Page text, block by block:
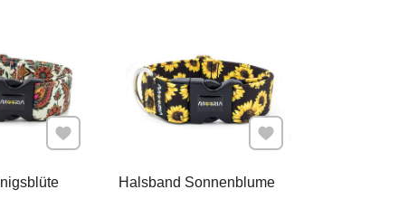
Zu Favoriten hinzufügen
Halsband Sonnenblume
Zu Favoriten hinzufügen